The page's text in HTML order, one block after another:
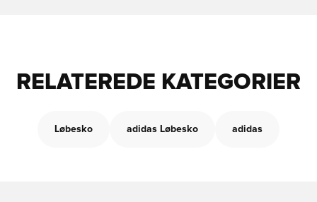
RELATEREDE KATEGORIER
Løbesko adidas Løbesko adidas